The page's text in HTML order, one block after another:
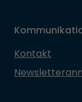
Kontakt